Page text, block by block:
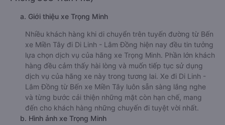
a. Giới thiệu xe Trọng Minh
Nhiều khách hàng khi di chuyển trên tuyến đường từ Bến
xe Miền Tây đi Di Linh - Lâm Đồng hiện nay đều tin tưởng
lựa chọn dịch vụ của hãng xe Trọng Minh. Phần lớn khách
hàng đều cảm thấy hài lòng và muốn tiếp tục sử dụng
dịch vụ của hãng xe này trong tương lai. Xe đi Di Linh -
Lâm Đồng từ Bến xe Miền Tây luôn sẵn sàng lắng nghe
và từng bước cải thiện những mặt còn hạn chế, mang
đến cho khách hàng những chuyến đi tuyệt vời nhất.
b. Hình ảnh xe Trọng Minh